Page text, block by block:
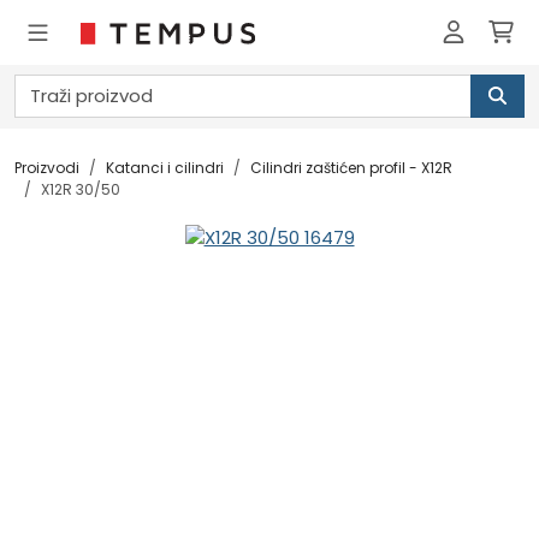
Proizvodi Katanci i cilindri
Cilindri zaštićen profil - X12R
X12R 30/50